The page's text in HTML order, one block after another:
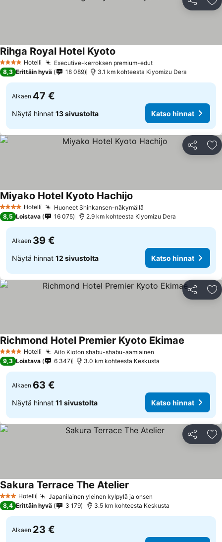
Jaa
4 Tähtiluokitus
Hotelli Executive-kerroksen premium-edutKatso hinnat
Rihga Royal Hotel Kyoto
8,3 Erittäin hyvä 18 089 3.1 km kohteesta Kiyomizu Dera
Alkaen 47 €
Näytä hinnat 13 sivustolta Katso hinnat
Jaa
4 Tähtiluokitus
Hotelli Huoneet Shinkansen-näkymällä
Miyako Hotel Kyoto Hachijo
8,5 Loistava 16 075 2.9 km kohteesta Kiyomizu Dera
Alkaen 39 €
Näytä hinnat 12 sivustolta Katso hinnat
Jaa
4 Tähtiluokitus
Hotelli Aito Kioton shabu-shabu-aamiainen
Richmond Hotel Premier Kyoto Ekimae
9,3 Loistava 6 347 3.0 km kohteesta Keskusta
Alkaen 63 €
Näytä hinnat 11 sivustolta Katso hinnat
Jaa
3 Tähtiluokitus
Hotelli Japanilainen yleinen kylpylä ja onsen
Sakura Terrace The Atelier
8,4 Erittäin hyvä 3 179 3.5 km kohteesta Keskusta
Alkaen 23 €